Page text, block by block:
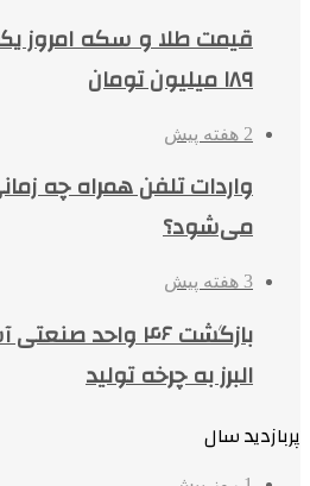
قیمت طلا و سکه امروز
۱۸۹ میلیون تومان
2 هفته پیش
واردات تلفن همراه چه
می‌شود؟
3 هفته پیش
بازگشت ۴۶ واحد
البرز به چرخه تولید
پربازدید سال